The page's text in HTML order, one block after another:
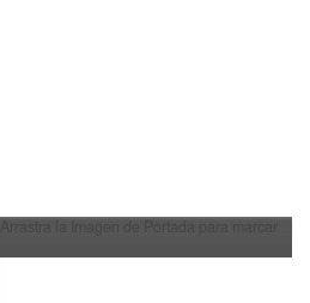
Arrastra la Imagen de Portada para marcar